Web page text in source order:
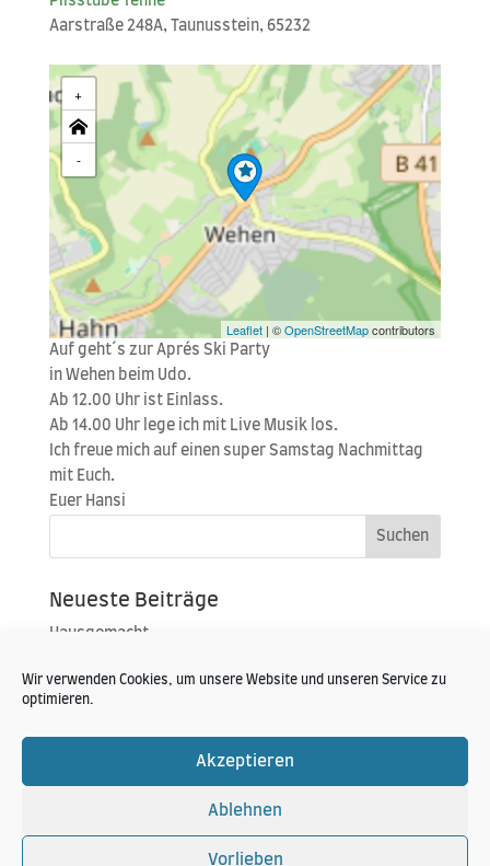
Wir verwenden Cookies, um unsere Website und unseren Service zu
optimieren.
Akzeptieren
Ablehnen
Vorlieben
Aar­stra­ße 248A, Tau­nus­stein, 65232
+
-
Leaflet | ©OpenStreetMapcontributors
Auf geht´s zur Aprés Ski Party
in Wehen beim Udo.
Ab 12.00 Uhr ist Einlass.
Ab 14.00 Uhr lege ich mit Live Musik los.
Ich freue mich auf einen super Sams­tag Nach­mit­tag
mit Euch.
Euer Hansi
Neueste Beiträge
Hausgemacht
Konzert im Zelt
Neueste Kommentare